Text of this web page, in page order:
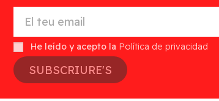
He leído y acepto la Política de privacidad
SUBSCRIURE'S